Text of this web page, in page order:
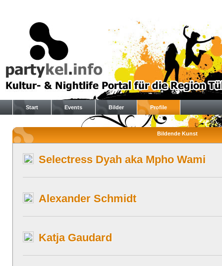
Start Events Bilder Profile
Bildende Kunst
Selectress Dyah aka Mpho Wami
Alexander Schmidt
Katja Gaudard